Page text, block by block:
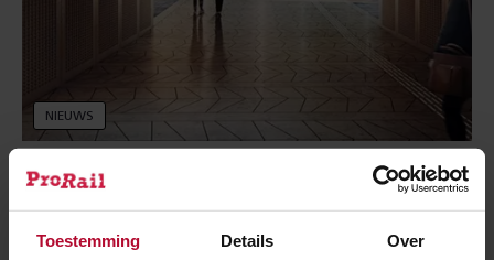
Toestemming Details Over
NIEUWS
Aanleg reizigerstunnel Gorinchem gaat
weer verder
22 juli 2020